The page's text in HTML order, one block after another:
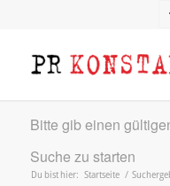
Bitte gib einen
Suche zu starten
Du bist hier: Startseite /